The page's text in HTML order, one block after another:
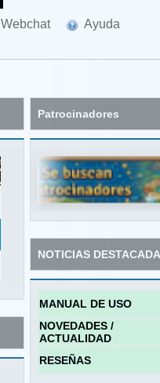
Webchat Ayuda
Patrocinadores
NOTICIAS
MANUAL DE USO
NOVEDADES /
ACTUALIDAD
RESEÑAS